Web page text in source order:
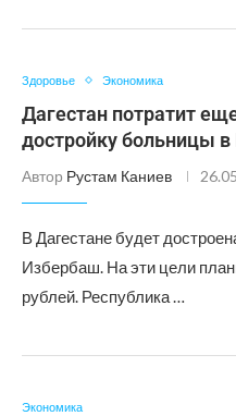
Здоровье Экономика
Дагестан потратит
достройку больницы
Автор Рустам Каниев
В Дагестане будет
Избербаш. На эти цели
рублей. Республика …
Экономика